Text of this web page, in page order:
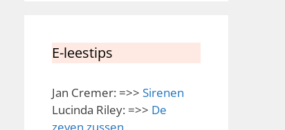
E-leestips
Jan Cremer: =>> Sirenen
Lucinda Riley: =>> De